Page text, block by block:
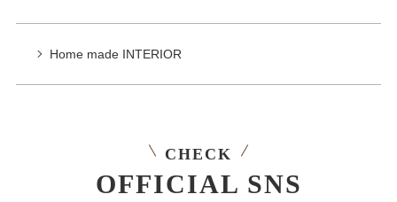
Home made INTERIOR
CHECK
OFFICIAL SNS